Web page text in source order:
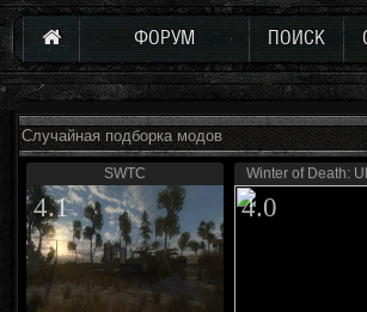
ФОРУМ ПОИСК
Случайная подборка модов
SWTC
4.1
Winter of Death:
4.0